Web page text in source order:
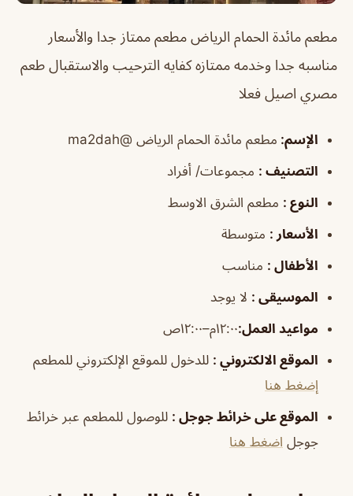
مطعم مائدة الحمام الرياض مطعم ممتاز جدا والأسعار
مناسبه جدا وخدمه ممتازه كفايه الترحيب والاستقبال طعم
مصري اصيل فعلا
الإسم: مطعم مائدة الحمام الرياض @ma2dah
التصنيف : مجموعات/ أفراد
النوع : مطعم الشرق الاوسط
الأسعار : متوسطة
الأطفال : مناسب
الموسيقى : لا يوجد
مواعيد العمل:١٢:٠٠م–١٢:٠٠ص
الموقع الالكتروني : للدخول للموقع الإلكتروني للمطعم
إضغط هنا
الموقع على خرائط جوجل : للوصول للمطعم عبر خرائط
جوجل اضغط هنا